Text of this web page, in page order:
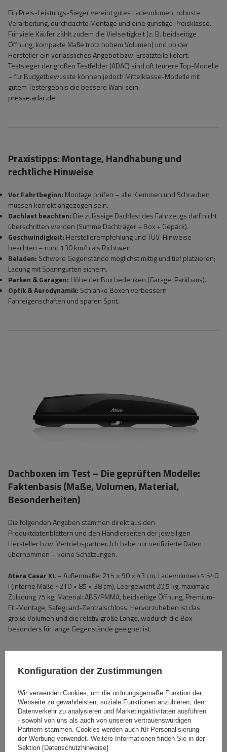
Ein Preis-Leistungs-Sieger vereint gutes Ladevolumen, robuste
Verarbeitung, durchdachte Montage und eine günstige Preisklasse.
Für viele Käufer zählt zudem die Vielseitigkeit (z. B. beidseitige
Öffnung, kompakte Maße trotz hohem Volumen) und ob der
Hersteller ein verlässliches Angebot bzw. Ersatzteile liefert.
Testsieger der großen Testfelder (ADAC) sind oft teurere Top-Modelle
– für Budgetbewusste können jedoch Mittelklasse-Modelle mit
gutem Testergebnis die bessere Wahl sein.
presse.adac.de
Praxistipps: Montage, Handhabung und
rechtliche Hinweise
Vor Fahrtbeginn: Montage prüfen – alle Klemmen und Schrauben
müssen korrekt angezogen sein.
Dachlast beachten: Die zulässige Dachlast des Fahrzeugs darf nicht
überschritten werden (Summe Dachträger + Box + Gepäck).
Geschwindigkeit: Herstellerempfehlung und TÜV-Hinweise
beachten – rund 130 km/h als Richtwert.
Beladen: Schwere Gegenstände möglichst mittig und tief platzieren;
Ladung mit Spanngurten sichern.
Parken & Garagen: Höhe der Box bedenken (Garage, Parkhaus).
Optik & Aerodynamik: Schlanke Boxen verbessern
Fahreigenschaften und sparen Sprit.
Dachboxen im Test – Die geprüften Modelle:
Faktenbasis (Maße, Volumen, Material,
Besonderheiten)
Die folgenden Angaben stammen direkt aus den
Produktdatenblättern und den Händlerseiten der jeweiligen
Hersteller bzw. Vertriebspartner. Ich habe nur verifizierte Daten
übernommen – keine Schätzungen.
Atera Casar XL– Außenmaße: 215 × 90 × 43 cm, Ladevolumen ≈ 540
l (interne Maße ~210 × 85 × 38 cm), Leergewicht 20,5 kg, maximale
Zuladung 75 kg, Material: ABS/PMMA, beidseitige Öffnung, Premium-
Fit-Montage, Safeguard-Zentralschloss. Hervorzuheben ist das
große Volumen und die relativ große Länge, wodurch die Box
besonders für lange Gegenstände geeignet ist.
Konfiguration der Zustimmungen
Wir verwenden Cookies, um die ordnungsgemäße Funktion der
Webseite zu gewährleisten, soziale Funktionen anzubieten, den
Datenverkehr zu analysieren und Marketingaktivitäten ausführen
- sowohl von uns als auch von unseren vertrauenswürdigen
Partnern stammen. Cookies werden auch für Personalisierung
der Werbung verwendet. Weitere Informationen finden Sie in der
Sektion [Datenschutzhinweise]